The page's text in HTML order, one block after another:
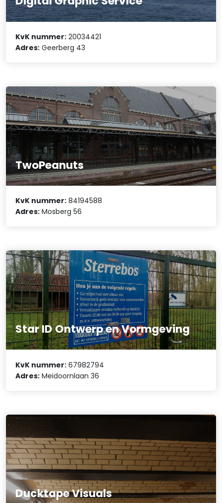
KvK nummer: 20034421
Adres: Geerberg 43
TwoPeanuts
KvK nummer: 84194588
Adres: Mosberg 56
Star ID Ontwerp en Vormgeving
KvK nummer: 67982794
Adres: Meidoornlaan 36
Ducktape Visuals